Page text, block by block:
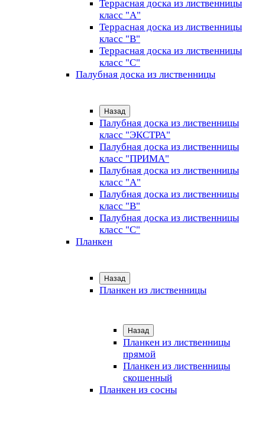
Террасная доска из лиственницы
класс "А"
Террасная доска из лиственницы
класс "B"
Террасная доска из лиственницы
класс "C"
Палубная доска из лиственницы
Назад
Палубная доска из лиственницы
класс "ЭКСТРА"
Палубная доска из лиственницы
класс "ПРИМА"
Палубная доска из лиственницы
класс "А"
Палубная доска из лиственницы
класс "B"
Палубная доска из лиственницы
класс "C"
Планкен
Назад
Планкен из лиственницы
Назад
Планкен из лиственницы
прямой
Планкен из лиственницы
скошенный
Планкен из сосны